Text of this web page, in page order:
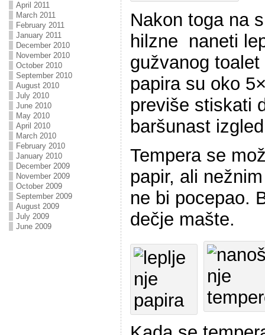
April 2011
March 2011
February 2011
January 2011
December 2010
November 2010
October 2010
September 2010
August 2010
July 2010
June 2010
May 2010
April 2010
March 2010
February 2010
January 2010
December 2009
November 2009
October 2009
September 2009
August 2009
July 2009
June 2009
Nakon toga na
hilzne naneti
gužvanog
papira su oko
previše stiskati
baršunast
Tempera se
papir, ali
ne bi pocepao.
dečje mašte.